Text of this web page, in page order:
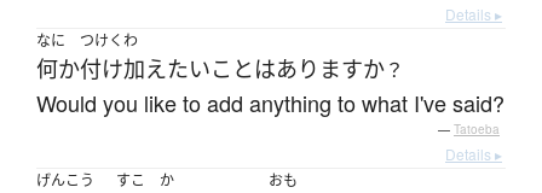
Details ▸
なに
何か
つけくわ
付け加えたいことはありますか？
Would you like to add anything to what I've said?
— Tatoeba
Details ▸
げんこう
すこ か おも